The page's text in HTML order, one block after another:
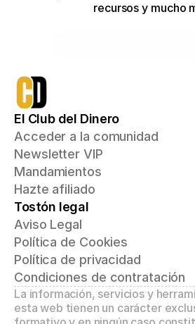
recursos y mucho
El Club del Dinero
Acceder a la comunidad
Newsletter VIP
Mandamientos
Hazte afiliado
Tostón legal
Aviso Legal
Política de Cookies
Política de privacidad
Condiciones de contratación
La información, servicios y
esta web tienen un carácter